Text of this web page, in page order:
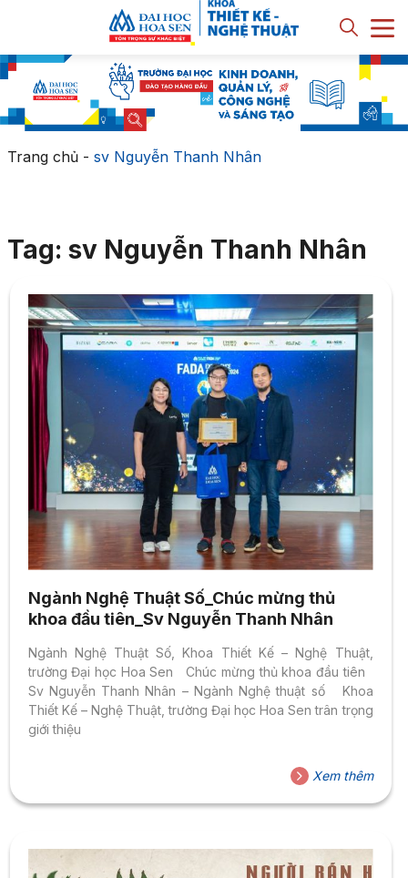
Trang chủ- sv Nguyễn Thanh Nhân
Tag: sv Nguyễn Thanh Nhân
Ngành Nghệ Thuật Số_Chúc mừng thủ
khoa đầu tiên_Sv Nguyễn Thanh Nhân
Ngành Nghệ Thuật Số, Khoa Thiết Kế – Nghệ Thuật,
trường Đại học Hoa Sen Chúc mừng thủ khoa đầu tiên
Sv Nguyễn Thanh Nhân – Ngành Nghệ thuật số Khoa
Thiết Kế – Nghệ Thuật, trường Đại học Hoa Sen trân trọng
giới thiệu
Xem thêm